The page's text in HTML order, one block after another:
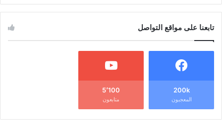
تابعنا على مواقع التواصل
200k
المعجبون
5٬100
متابعون